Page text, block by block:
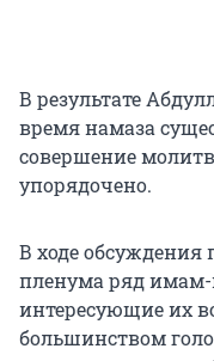
В результате
время намаза
совершение
упорядочено.
В ходе обсуждения
пленума ряд имам-
интересующие их
большинством